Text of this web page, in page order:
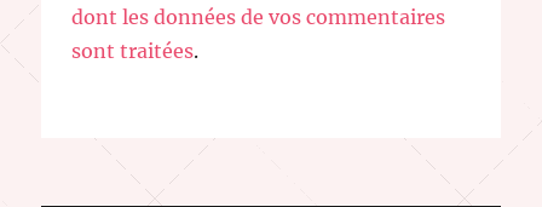
dont les données de vos commentaires
sont traitées.